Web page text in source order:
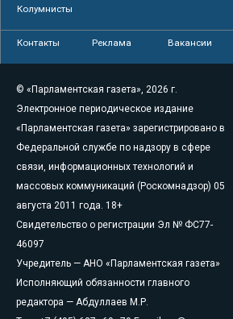
Колумнисты
Контакты Реклама Вакансии
© «Парламентская газета», 2026 г.
Электронное периодическое издание
«Парламентская газета» зарегистрировано в
Федеральной службе по надзору в сфере
связи, информационных технологий и
массовых коммуникаций (Роскомнадзор) 05
августа 2011 года. 18+
Свидетельство о регистрации Эл № ФС77-
46097
Учредитель — АНО «Парламентская газета»
Исполняющий обязанности главного
редактора — Абдуллаев М.Р.